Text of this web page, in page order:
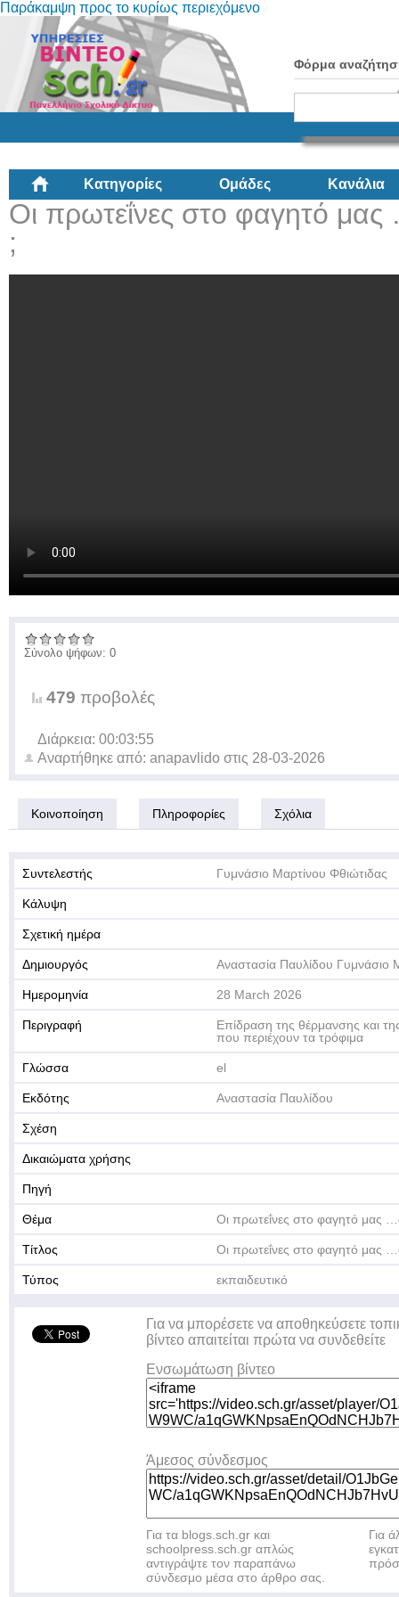
Παράκαμψη προς το κυρίως περιεχόμενο
Φόρμα
Κατηγορίες Ομάδες Κανάλια
Οι πρωτεΐνες στο φαγητό μας
;
Σύνολο ψήφων: 0
479 προβολές
Διάρκεια: 00:03:55
Αναρτήθηκε από: anapavlido στις 28-03-2026
Κοινοποίηση Πληροφορίες Σχόλια
Συντελεστής Γυμνάσιο Μαρτίνου Φθιώτιδας
Κάλυψη
Σχετική ημέρα
Δημιουργός Αναστασία Παυλίδου Γυμνάσιο
Ημερομηνία 28 March 2026
Περιγραφή
Επίδραση της θέρμανσης και
που περιέχουν τα τρόφιμα
Γλώσσα el
Εκδότης Αναστασία Παυλίδου
Σχέση
Δικαιώματα χρήσης
Πηγή
Θέμα Οι πρωτεΐνες στο φαγητό μας
Τίτλος Οι πρωτεΐνες στο φαγητό μας
Τύπος εκπαιδευτικό
Για να μπορέσετε να αποθηκεύσετε
βίντεο απαιτείται πρώτα να συνδεθείτε
Ενσωμάτωση βίντεο
Άμεσος σύνδεσμος
Για τα blogs.sch.gr και
schoolpress.sch.gr απλώς
αντιγράψτε τον παραπάνω
σύνδεσμο μέσα στο άρθρο σας.
Για